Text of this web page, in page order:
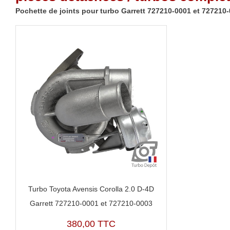
Pochette de joints pour turbo Garrett 727210-0001 et 727210-
Turbo Toyota Avensis Corolla 2.0 D-4D
Garrett 727210-0001 et 727210-0003
380,00 TTC